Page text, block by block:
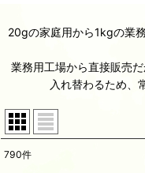
20gの家庭用から1kgの業
業務用工場から直接販売
入れ替わるため、
790件